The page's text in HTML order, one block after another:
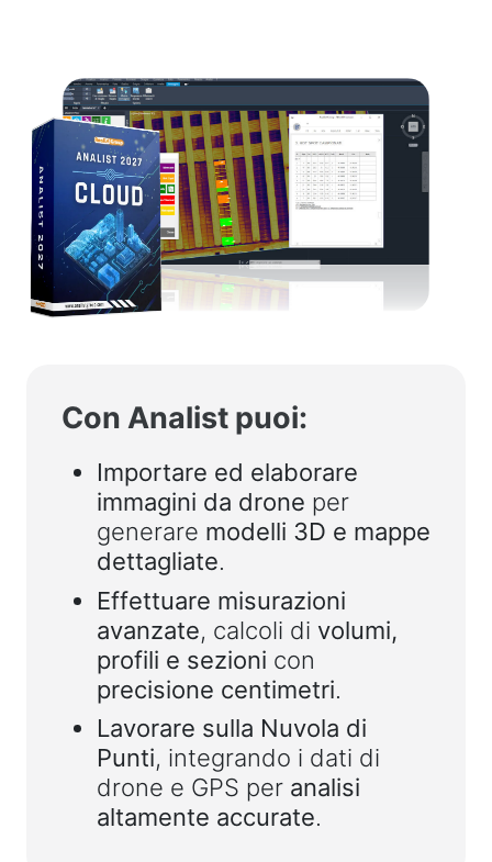
Con Analist puoi:
Importare ed elaborare
immagini da drone per
generare modelli 3D e mappe
dettagliate.
Effettuare misurazioni
avanzate, calcoli di volumi,
profili e sezioni con
precisione centimetri.
Lavorare sulla Nuvola di
Punti, integrando i dati di
drone e GPS per analisi
altamente accurate.